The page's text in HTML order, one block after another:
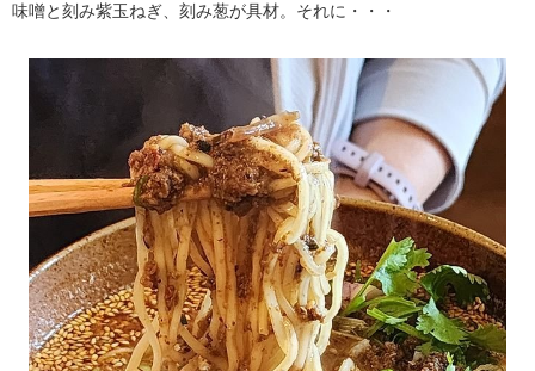
味噌と刻み紫玉ねぎ、刻み葱が具材。それに・・・